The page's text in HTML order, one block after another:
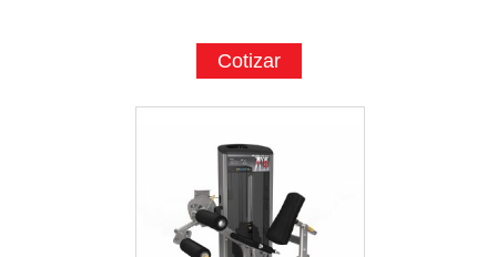
Cotizar